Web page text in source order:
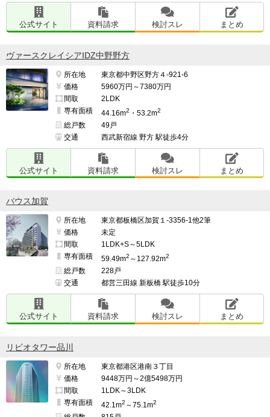
公式サイト 資料請求 検討スレ まとめ
ヴァースクレイシアIDZ中野野方
所在地
東京都中野区野方４-921-6
価格
5960万円～7380万円
間取
2LDK
専有面積
44.16m2 ・53.2m2
総戸数
49戸
交通
西武新宿線 野方 駅徒歩4分
公式サイト 資料請求 検討スレ まとめ
バウス加賀
所在地
東京都板橋区加賀１-3356-1他2筆
価格
未定
間取
1LDK+S～5LDK
専有面積
59.49m2 ～127.92m2
総戸数
228戸
交通
都営三田線 新板橋 駅徒歩10分
公式サイト 資料請求 検討スレ まとめ
リビオタワー品川
所在地
東京都港区港南３丁目
価格
9448万円～2億5498万円
間取
1LDK～3LDK
専有面積
42.1m2 ～75.1m2